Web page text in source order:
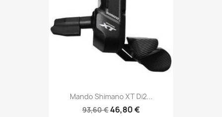
Mando Shimano XT Di2...
93,60 €46,80 €